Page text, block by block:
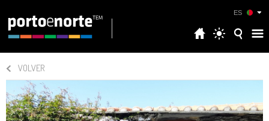
ES
VOLVER